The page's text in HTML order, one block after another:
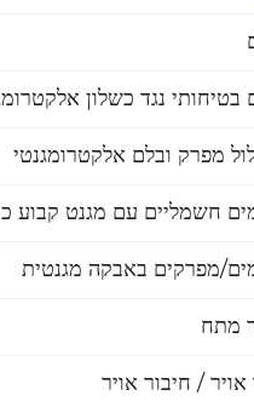
בטיחותי נגד כשלון
מפרק ובלם אלקטרומגנטי
חשמליים עם מגנט קבוע
מפרקים באבקה מגנטית
מתח
אויר / חיבור אויר